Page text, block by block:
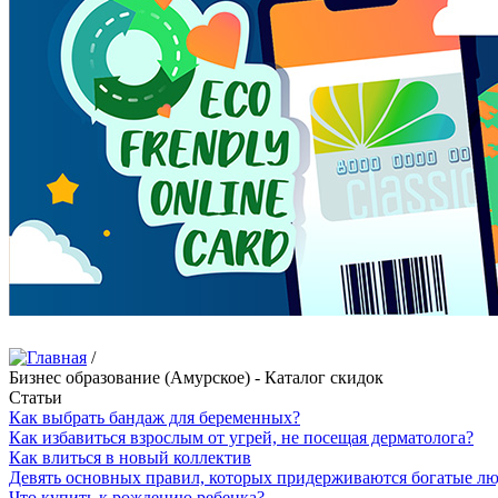
/
Бизнес образование (Амурское) - Каталог скидок
Статьи
Как выбрать бандаж для беременных?
Как избавиться взрослым от угрей, не посещая дерматолога?
Как влиться в новый коллектив
Девять основных правил, которых придерживаются богатые